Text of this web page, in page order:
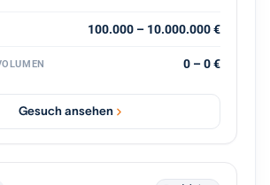
100.000 – 10.000.000 €
0 – 0 €
Gesuch ansehen